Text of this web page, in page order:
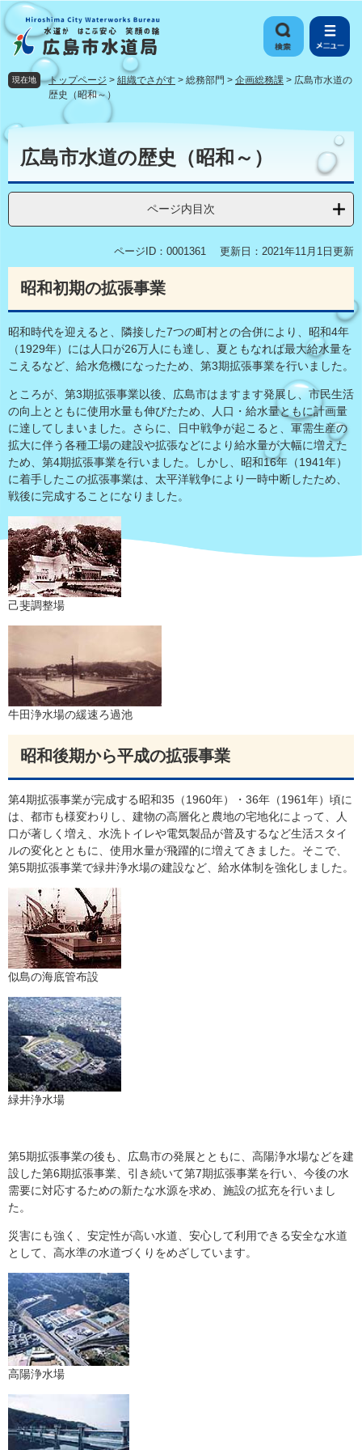
ペ
ー
先
す
。
メ
ニ
を
し
て
へ
現在地 トップページ > 組織でさがす > 総務部門 > 企画総務課 > 広島市水道の
歴史（昭和～）
本
広島市水道の歴史（昭和～）
ページ内目次
ページID：0001361 更新日：2021年11月1日更新
昭和初期の拡張事業
昭和時代を迎えると、隣接した7つの町村との合併により、昭和4年
（1929年）には人口が26万人にも達し、夏ともなれば最大給水量を
こえるなど、給水危機になったため、第3期拡張事業を行いました。
ところが、第3期拡張事業以後、広島市はますます発展し、市民生活
の向上とともに使用水量も伸びたため、人口・給水量ともに計画量
に達してしまいました。さらに、日中戦争が起こると、軍需生産の
拡大に伴う各種工場の建設や拡張などにより給水量が大幅に増えた
ため、第4期拡張事業を行いました。しかし、昭和16年（1941年）
に着手したこの拡張事業は、太平洋戦争により一時中断したため、
戦後に完成することになりました。
己斐調整場
牛田浄水場の緩速ろ過池
昭和後期から平成の拡張事業
第4期拡張事業が完成する昭和35（1960年）・36年（1961年）頃に
は、都市も様変わりし、建物の高層化と農地の宅地化によって、人
口が著しく増え、水洗トイレや電気製品が普及するなど生活スタイ
ルの変化とともに、使用水量が飛躍的に増えてきました。そこで、
第5期拡張事業で緑井浄水場の建設など、給水体制を強化しました。
似島の海底管布設
緑井浄水場
第5期拡張事業の後も、広島市の発展とともに、高陽浄水場などを建
設した第6期拡張事業、引き続いて第7期拡張事業を行い、今後の水
需要に対応するための新たな水源を求め、施設の拡充を行いまし
た。
災害にも強く、安定性が高い水道、安心して利用できる安全な水道
として、高水準の水道づくりをめざしています。
高陽浄水場